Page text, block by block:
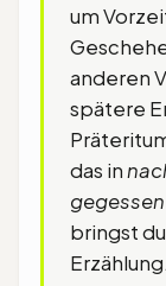
um
anderen
spätere
das in
bringst
Erzählung.